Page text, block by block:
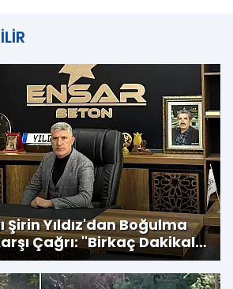
Şirin Yıldız'dan Boğulma
Çağrı: ''Birkaç Dakikalık
Acıya Dönüşmesin''